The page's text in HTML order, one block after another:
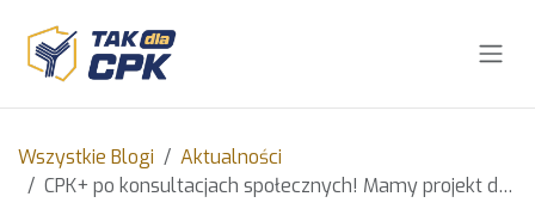
Wszystkie Blogi
Aktualności
CPK+ po konsultacjach społecznych! Mamy projekt docelowej sieci kolejowej w Polsce!